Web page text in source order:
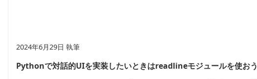
2024年6月29日 執筆
Pythonで対話的UIを実装したいときはreadlineモジュールを使おう